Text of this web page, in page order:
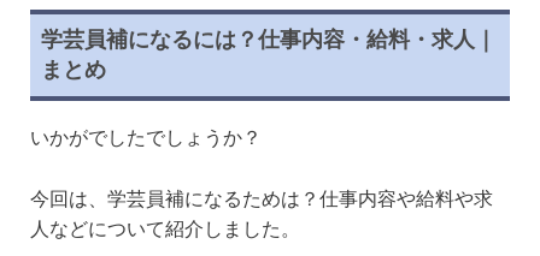
学芸員補になるには？仕事内容・給料・求人｜
まとめ
いかがでしたでしょうか？
今回は、学芸員補になるためは？仕事内容や給料や求
人などについて紹介しました。